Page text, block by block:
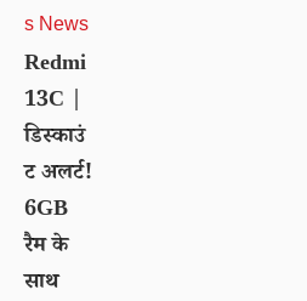
s News
Redmi
13C |
डिस्काउं
ट अलर्ट!
6GB
रैम के
साथ